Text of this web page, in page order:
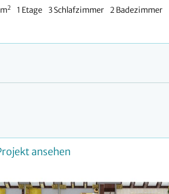
2 1 Etage 3 Schlafzimmer 2 Badezimmer
ansehen